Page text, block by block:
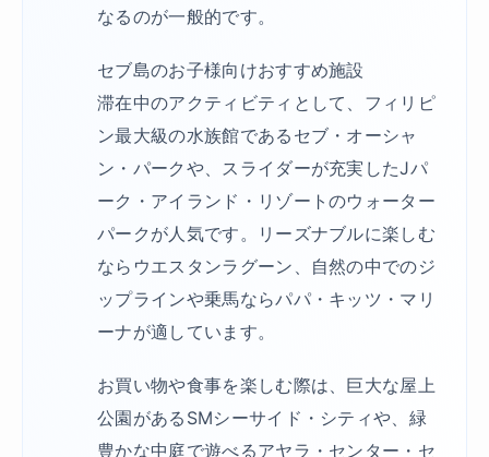
なるのが一般的です。
セブ島のお子様向けおすすめ施設
滞在中のアクティビティとして、フィリピ
ン最大級の水族館であるセブ・オーシャ
ン・パークや、スライダーが充実したJパ
ーク・アイランド・リゾートのウォーター
パークが人気です。リーズナブルに楽しむ
ならウエスタンラグーン、自然の中でのジ
ップラインや乗馬ならパパ・キッツ・マリ
ーナが適しています。
お買い物や食事を楽しむ際は、巨大な屋上
公園があるSMシーサイド・シティや、緑
豊かな中庭で遊べるアヤラ・センター・セ